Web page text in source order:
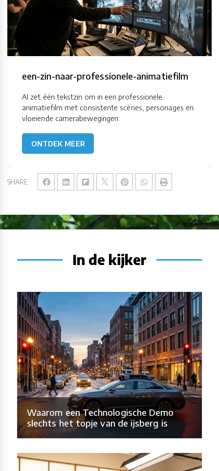
SHARE
een-zin-naar-professionele-animatiefilm
AI zet één tekstzin om in een professionele
animatiefilm met consistente scènes, personages en
vloeiende camerabewegingen.
ONTDEK MEER
In de kijker
Waarom een Technologische Demo
slechts het topje van de ijsberg is